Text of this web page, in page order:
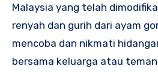
Malaysia yang telah
renyah dan gurih dari ayam
mencoba dan nikmati
bersama keluarga atau